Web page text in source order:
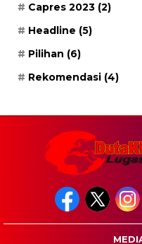
Capres 2023 (2)
Headline (5)
Pilihan (6)
Rekomendasi (4)